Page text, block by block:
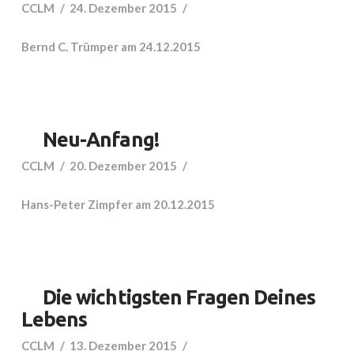
CCLM 24. Dezember 2015
Bernd C. Trümper am 24.12.2015
Neu-Anfang!
CCLM 20. Dezember 2015
Hans-Peter Zimpfer am 20.12.2015
Die wichtigsten Fragen Deines
Lebens
CCLM 13. Dezember 2015